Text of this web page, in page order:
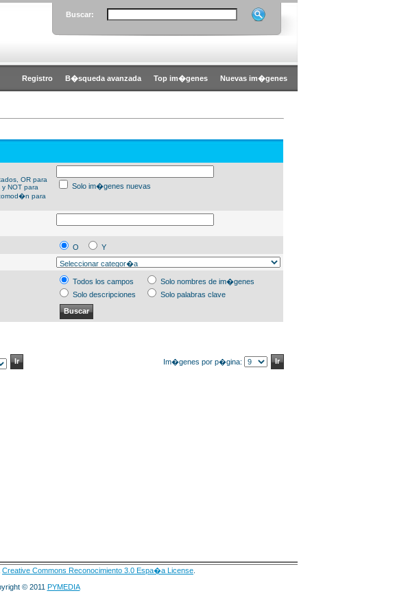
Buscar:
Registro B�squeda avanzada Top im�genes Nuevas im�genes
OR para
NOT para
para
Solo im�genes nuevas
O
Y
Todos los campos
Solo nombres de im�genes
Solo descripciones
Solo palabras clave
Im�genes por p�gina:
Creative Commons Reconocimiento 3.0 Espa�a License
© 2011 PYMEDIA